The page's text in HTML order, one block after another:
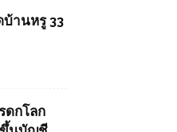
านหรู 33
ดกโลก